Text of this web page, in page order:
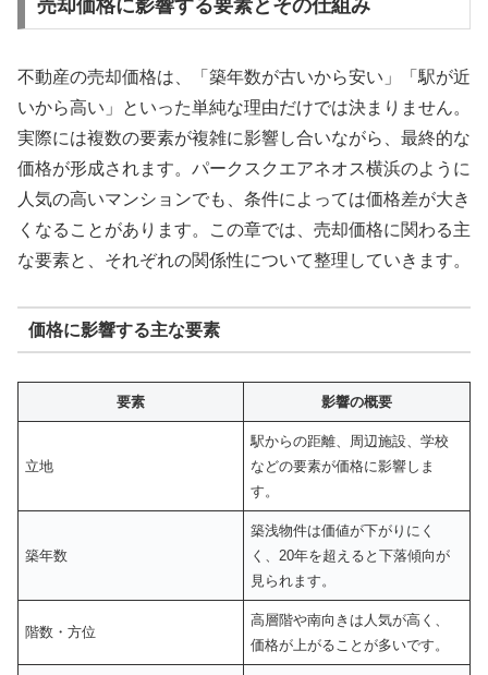
売却価格に影響する要素とその仕組み
不動産の売却価格は、「築年数が古いから安い」「駅が近
いから高い」といった単純な理由だけでは決まりません。
実際には複数の要素が複雑に影響し合いながら、最終的な
価格が形成されます。パークスクエアネオス横浜のように
人気の高いマンションでも、条件によっては価格差が大き
くなることがあります。この章では、売却価格に関わる主
な要素と、それぞれの関係性について整理していきます。
価格に影響する主な要素
要素 影響の概要
立地
駅からの距離、周辺施設、学校
などの要素が価格に影響しま
す。
築年数
築浅物件は価値が下がりにく
く、20年を超えると下落傾向が
見られます。
階数・方位
高層階や南向きは人気が高く、
価格が上がることが多いです。